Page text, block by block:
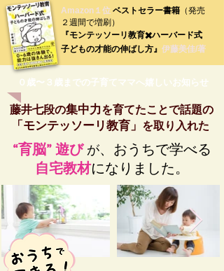
藤井七段の集中力を育てたことで話題の
「モンテッソーリ教育」 を取り入れた
０歳〜３歳までの子育てママへ嬉しいお知らせ
“育脳” 遊び が、おうちで学べる
自宅教材になりました。
Amazon１位 ベストセラー書籍 （発売
２週間で増刷）
『モンテッソーリ教育✖️ハーバード式
子どもの才能の伸ばし方』 伊藤美佳/著